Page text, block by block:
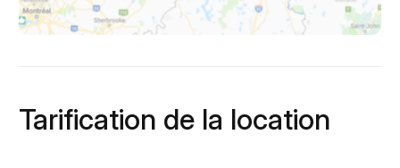
Tarification de la location